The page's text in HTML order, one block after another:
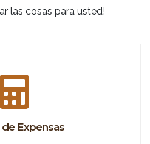
las cosas para usted!
de Expensas